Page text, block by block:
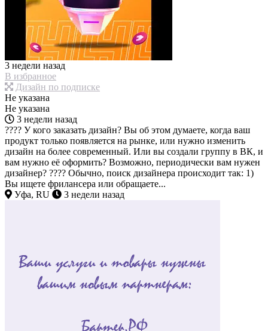
3 недели назад
В избранное
Дизайн по подписке
Не указана
Не указана
3 недели назад
???? У кого заказать дизайн? Вы об этом думаете, когда ваш
продукт только появляется на рынке, или нужно изменить
дизайн на более современный. Или вы создали группу в ВК, и
вам нужно её оформить? Возможно, периодически вам нужен
дизайнер? ???? Обычно, поиск дизайнера происходит так: 1)
Вы ищете фрилансера или обращаете...
Уфа, RU
3 недели назад